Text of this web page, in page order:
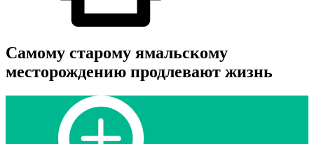
Самому старому ямальскому
месторождению продлевают жизнь